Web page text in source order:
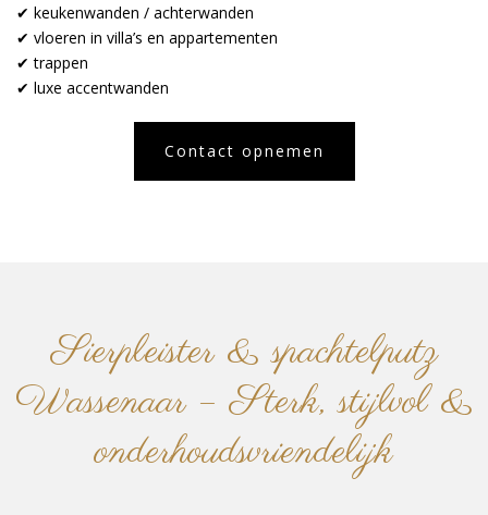
✔ keukenwanden / achterwanden
✔ vloeren in villa’s en appartementen
✔ trappen
✔ luxe accentwanden
Contact opnemen
Sierpleister & spachtelputz
Wassenaar – Sterk, stijlvol &
onderhoudsvriendelijk